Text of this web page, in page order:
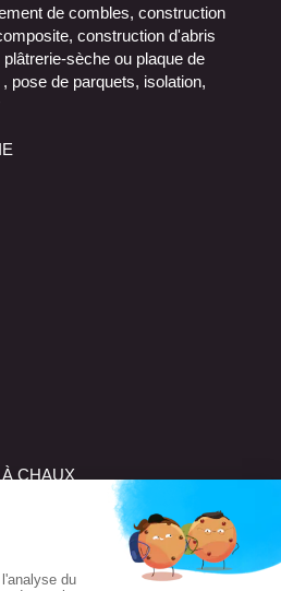
de combles, construction
construction d'abris
sèche ou plaque de
pose de parquets, isolation,
CHAUX